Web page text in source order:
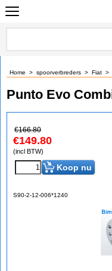
Home > spoorverbreders > Fiat >
Punto Evo
€166.80
€149.80
(incl BTW)
Koop nu
S90-2-12-006*1240